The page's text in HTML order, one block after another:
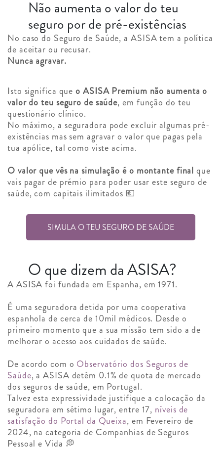
Não aumenta o valor do teu
seguro por de pré-existências
No caso do Seguro de Saúde, a ASISA tem a política
de aceitar ou recusar.
Nunca agravar.
Isto significa queo ASISA Premium não aumenta o
valor do teu seguro de saúde, em função do teu
questionário clínico.
No máximo, a seguradora pode excluir algumas pré-
existências mas sem agravar o valor que pagas pela
tua apólice, tal como viste acima.
O valor que vês na simulação é o montante finalque
vais pagar de prémio para poder usar este seguro de
saúde, com capitais ilimitados 💶
SIMULA O TEU SEGURO DE SAÚDE
O que dizem da ASISA?
A ASISA foi fundada em Espanha, em 1971.
É uma seguradora detida por uma cooperativa
espanhola de cerca de 10mil médicos. Desde o
primeiro momento que a sua missão tem sido a de
melhorar o acesso aos cuidados de saúde.
De acordo com o Observatório dos Seguros de
Saúde, a ASISA detém 0.1% de quota de mercado
dos seguros de saúde, em Portugal.
Talvez esta expressividade justifique a colocação da
seguradora em sétimo lugar, entre 17, níveis de
satisfação do Portal da Queixa, em Fevereiro de
2024, na categoria de Companhias de Seguros
Pessoal e Vida 💭